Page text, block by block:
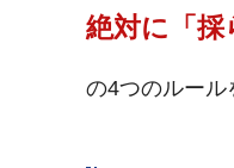
絶対に「採
の4つのルール